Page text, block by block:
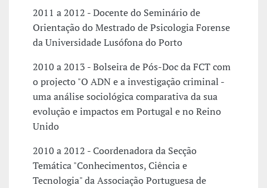
2011 a 2012 - Docente do Seminário de
Orientação do Mestrado de Psicologia Forense
da Universidade Lusófona do Porto
2010 a 2013 - Bolseira de Pós-Doc da FCT com
o projecto "O ADN e a investigação criminal -
uma análise sociológica comparativa da sua
evolução e impactos em Portugal e no Reino
Unido
2010 a 2012 - Coordenadora da Secção
Temática "Conhecimentos, Ciência e
Tecnologia" da Associação Portuguesa de